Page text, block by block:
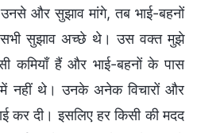
और सुझाव मांगे, तब भाई-बहनों
सुझाव अच्छे थे। उस वक्त मुझे
कमियाँ हैं और भाई-बहनों के पास
नहीं थे। उनके अनेक विचारों और
कर दी। इसलिए हर किसी की मदद